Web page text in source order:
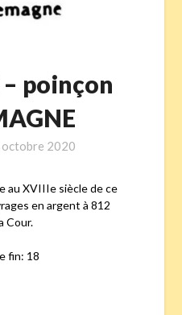
poinçon
octobre 2020
au XVIIIe siècle de ce
en argent à 812
Cour.
fin: 18